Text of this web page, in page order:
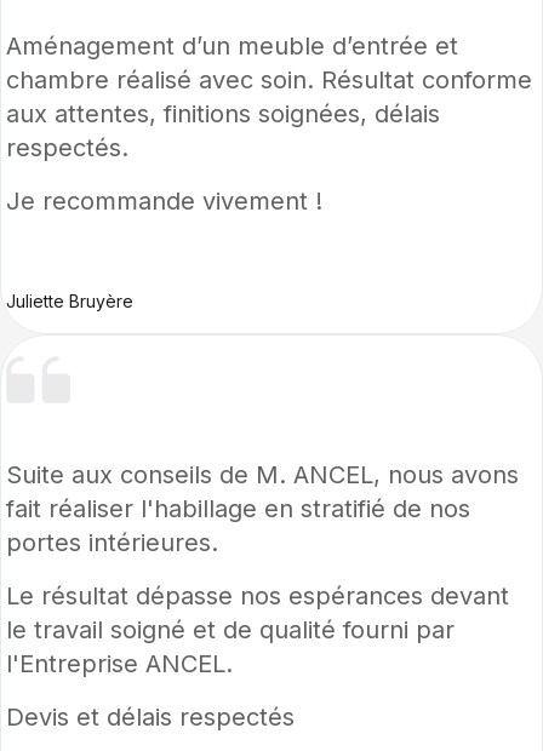
Aménagement d’un meuble d’entrée et
chambre réalisé avec soin. Résultat conforme
aux attentes, finitions soignées, délais
respectés.
Je recommande vivement !
Juliette Bruyère
Suite aux conseils de M. ANCEL, nous avons
fait réaliser l'habillage en stratifié de nos
portes intérieures.
Le résultat dépasse nos espérances devant
le travail soigné et de qualité fourni par
l'Entreprise ANCEL.
Devis et délais respectés